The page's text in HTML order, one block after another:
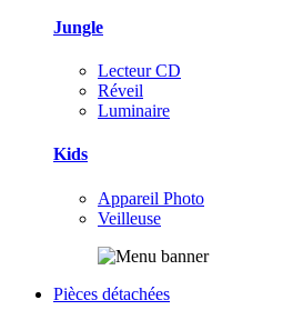
Jungle
Lecteur CD
Réveil
Luminaire
Kids
Appareil Photo
Veilleuse
Pièces détachées